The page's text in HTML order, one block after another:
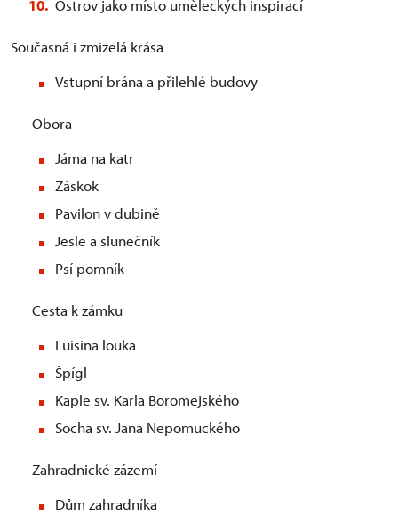
Ostrov jako místo uměleckých inspirací
Současná i zmizelá krása
Vstupní brána a přilehlé budovy
Obora
Jáma na katr
Záskok
Pavilon v dubině
Jesle a slunečník
Psí pomník
Cesta k zámku
Luisina louka
Špígl
Kaple sv. Karla Boromejského
Socha sv. Jana Nepomuckého
Zahradnické zázemí
Dům zahradníka